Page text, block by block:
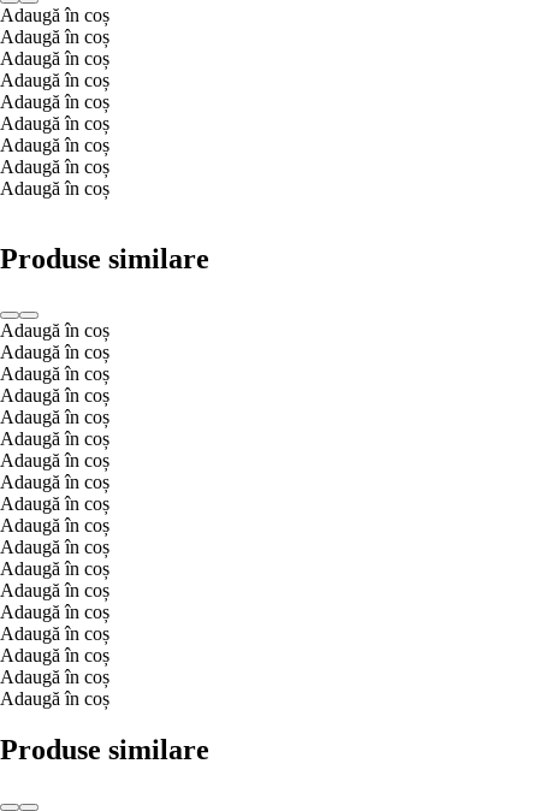
Adaugă în coș
Adaugă în coș
Adaugă în coș
Adaugă în coș
Adaugă în coș
Adaugă în coș
Adaugă în coș
Adaugă în coș
Adaugă în coș
Produse similare
Adaugă în coș
Adaugă în coș
Adaugă în coș
Adaugă în coș
Adaugă în coș
Adaugă în coș
Adaugă în coș
Adaugă în coș
Adaugă în coș
Adaugă în coș
Adaugă în coș
Adaugă în coș
Adaugă în coș
Adaugă în coș
Adaugă în coș
Adaugă în coș
Adaugă în coș
Adaugă în coș
Produse similare